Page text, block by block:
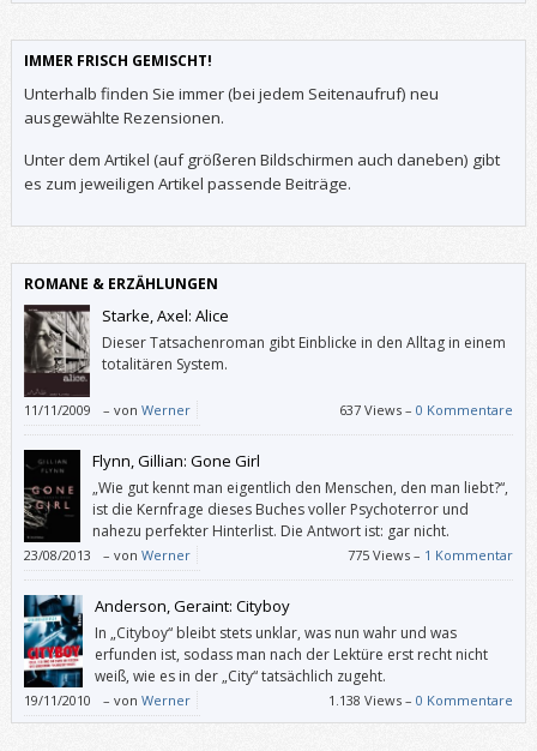
IMMER FRISCH GEMISCHT!
Unterhalb finden Sie immer (bei jedem Seitenaufruf) neu
ausgewählte Rezensionen.
Unter dem Artikel (auf größeren Bildschirmen auch daneben) gibt
es zum jeweiligen Artikel passende Beiträge.
ROMANE & ERZÄHLUNGEN
Starke, Axel: Alice
Dieser Tatsachenroman gibt Einblicke in den Alltag in einem
totalitären System.
11/11/2009 – von Werner 637 Views –0 Kommentare
Flynn, Gillian: Gone Girl
„Wie gut kennt man eigentlich den Menschen, den man liebt?“,
ist die Kernfrage dieses Buches voller Psychoterror und
nahezu perfekter Hinterlist. Die Antwort ist: gar nicht.
23/08/2013 – von Werner 775 Views – 1 Kommentar
Anderson, Geraint: Cityboy
In „Cityboy“ bleibt stets unklar, was nun wahr und was
erfunden ist, sodass man nach der Lektüre erst recht nicht
weiß, wie es in der „City“ tatsächlich zugeht.
19/11/2010 – von Werner 1.138 Views –0 Kommentare